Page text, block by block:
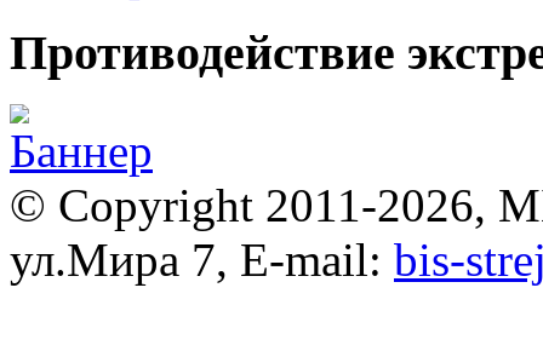
Противодействие
© Copyright 2011-2026,
ул.Мира 7, E-mail: bis-